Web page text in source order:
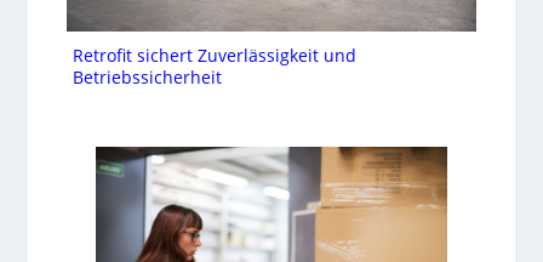
Retrofit sichert Zuverlässigkeit und
Betriebssicherheit